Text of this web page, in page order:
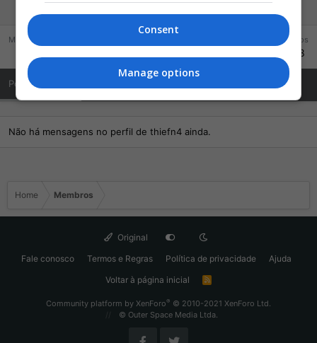
Mensagens Pontos
998
Posts de Perfil Sobre Mim
Não há mensagens no perfil de thiefn4 ainda.
Home Membros
Original
Fale conosco
Termos e Regras Política de privacidade
Ajuda
Voltar à página inicial
R
Community platform by XenForo® © 2010-2021 XenForo Ltd.
© Outer Space Media Ltda.
Consent
Manage options